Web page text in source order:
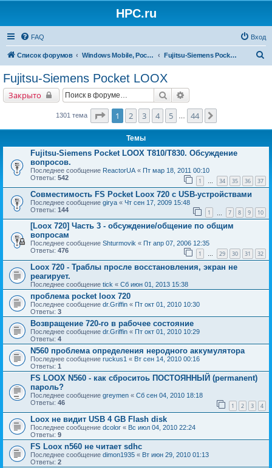
HPC.ru
FAQ Вход
Список форумов Windows Mobile, Pocket PC, MS Smartphone Fujitsu-Siemens Pocket LOOX
Fujitsu-Siemens Pocket LOOX
Закрыто Поиск
1301 тема Страница1 из
1 2 3 4 5 44
Темы
Fujitsu-Siemens Pocket LOOX T810/T830. Обсуждение
вопросов.
Последнее сообщение ReactorUA « Пт мар 18, 2011 00:10
Ответы: 542 1 … 34 35 36 37
Совместимость FS Pocket Loox 720 с USB-устройствами
Последнее сообщение girya « Чт сен 17, 2009 15:48
Ответы: 144 1 7 8 9 10
[Loox 720] Часть 3 - обсуждение/общение по общим
вопросам
Последнее сообщение Shturmovik « Пт апр 07, 2006 12:35
Ответы: 476 1 … 29 30 31 32
Loox 720 - Траблы просле восстановления, экран не
реагирует.
Последнее сообщение tick « Сб июн 01, 2013 15:38
проблема pocket loox 720
Последнее сообщение dr.Griffin « Пт окт 01, 2010 10:30
Ответы: 3
Возвращение 720-го в рабочее состояние
Последнее сообщение dr.Griffin « Пт окт 01, 2010 10:29
Ответы: 4
N560 проблема определения неродного аккумулятора
Последнее сообщение ruckus1 « Вт сен 14, 2010 00:16
Ответы: 1
FS LOOX N560 - как сброситоь ПОСТОЯННЫЙ (permanent)
пароль?
Последнее сообщение greymen « Сб сен 04, 2010 18:18
Ответы: 46 1 2 3 4
Loox не видит USB 4 GB Flash disk
Последнее сообщение dcolor « Вс июл 04, 2010 22:24
Ответы: 9
FS Loox n560 не читает sdhc
Последнее сообщение dimon1935 « Вт июн 29, 2010 01:13
Ответы: 2